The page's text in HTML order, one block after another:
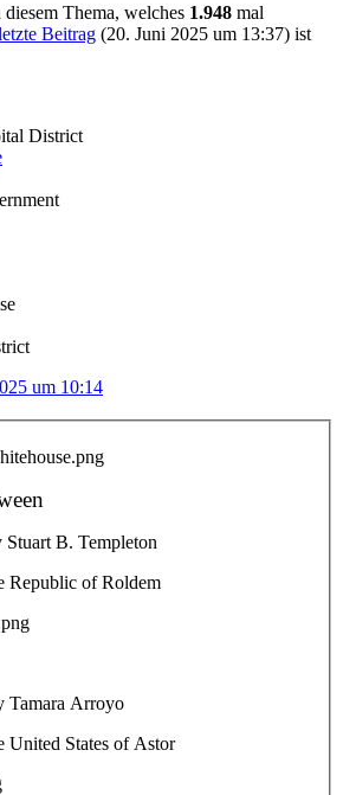
Thema, welches 1.948 mal
Beitrag (20. Juni 2025 um 13:37) ist
um 10:14
B. Templeton
Republic of Roldem
Tamara Arroyo
United States of Astor